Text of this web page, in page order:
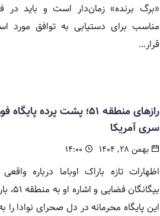
«برگ برنده» زمان‌دار است و باید
مناسب برای دستیابی به توافق مورد
قرار...
رازهای منطقه ۵۱؛ پشت پرده پایگاه
سری آمریکا
بهمن ۲۸, ۱۴۰۴
اظهارات تازه باراک اوباما درباره
بیگانگان فضایی
این پایگاه محرمانه در دل صحرای نوادا را